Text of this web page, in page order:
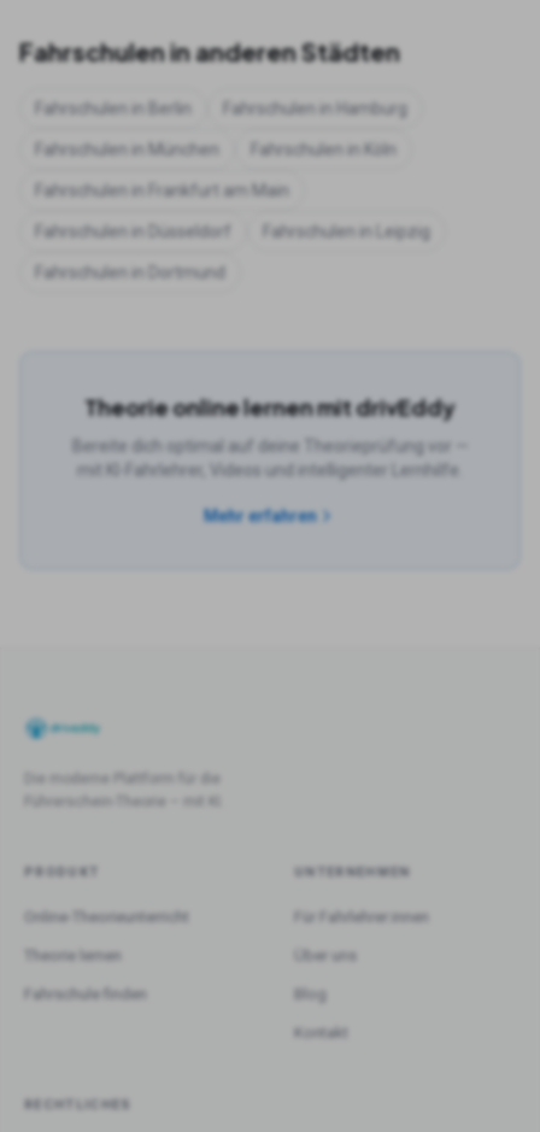
Fahrschulen in anderen Städten
Fahrschulen in Berlin Fahrschulen in Hamburg
Fahrschulen in München Fahrschulen in Köln
Fahrschulen in Frankfurt am Main
Fahrschulen in Düsseldorf Fahrschulen in Leipzig
Fahrschulen in Dortmund
Theorie online lernen mit drivEddy
Bereite dich optimal auf deine Theorieprüfung vor —
mit KI-Fahrlehrer, Videos und intelligenter Lernhilfe.
Mehr erfahren
PRODUKT
Online-Theorieunterricht
Theorie lernen
Fahrschule finden
UNTERNEHMEN
Für Fahrlehrer:innen
Über uns
Blog
Kontakt
RECHTLICHES